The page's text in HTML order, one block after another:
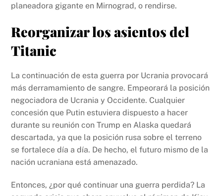
planeadora gigante en Mirnograd, o rendirse.
Reorganizar los asientos del
Titanic
La continuación de esta guerra por Ucrania provocará
más derramamiento de sangre. Empeorará la posición
negociadora de Ucrania y Occidente. Cualquier
concesión que Putin estuviera dispuesto a hacer
durante su reunión con Trump en Alaska quedará
descartada, ya que la posición rusa sobre el terreno
se fortalece día a día. De hecho, el futuro mismo de la
nación ucraniana está amenazado.
Entonces, ¿por qué continuar una guerra perdida? La